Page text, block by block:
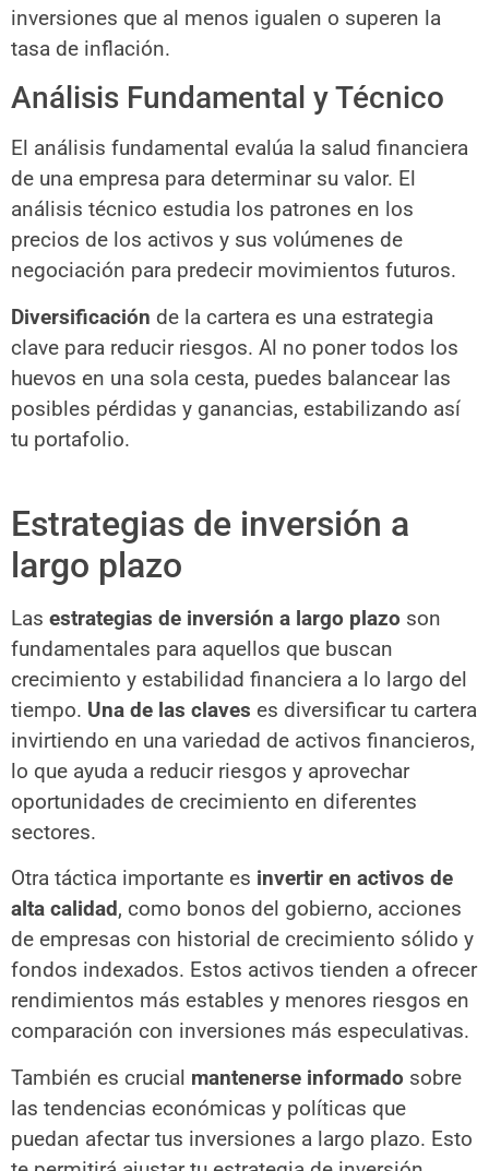
inversiones que al menos igualen o superen la
tasa de inflación.
Análisis Fundamental y Técnico
El análisis fundamental evalúa la salud financiera
de una empresa para determinar su valor. El
análisis técnico estudia los patrones en los
precios de los activos y sus volúmenes de
negociación para predecir movimientos futuros.
Diversificación de la cartera es una estrategia
clave para reducir riesgos. Al no poner todos los
huevos en una sola cesta, puedes balancear las
posibles pérdidas y ganancias, estabilizando así
tu portafolio.
Estrategias de inversión a
largo plazo
Las estrategias de inversión a largo plazo son
fundamentales para aquellos que buscan
crecimiento y estabilidad financiera a lo largo del
tiempo. Una de las claves es diversificar tu cartera
invirtiendo en una variedad de activos financieros,
lo que ayuda a reducir riesgos y aprovechar
oportunidades de crecimiento en diferentes
sectores.
Otra táctica importante es invertir en activos de
alta calidad, como bonos del gobierno, acciones
de empresas con historial de crecimiento sólido y
fondos indexados. Estos activos tienden a ofrecer
rendimientos más estables y menores riesgos en
comparación con inversiones más especulativas.
También es crucial mantenerse informado sobre
las tendencias económicas y políticas que
puedan afectar tus inversiones a largo plazo. Esto